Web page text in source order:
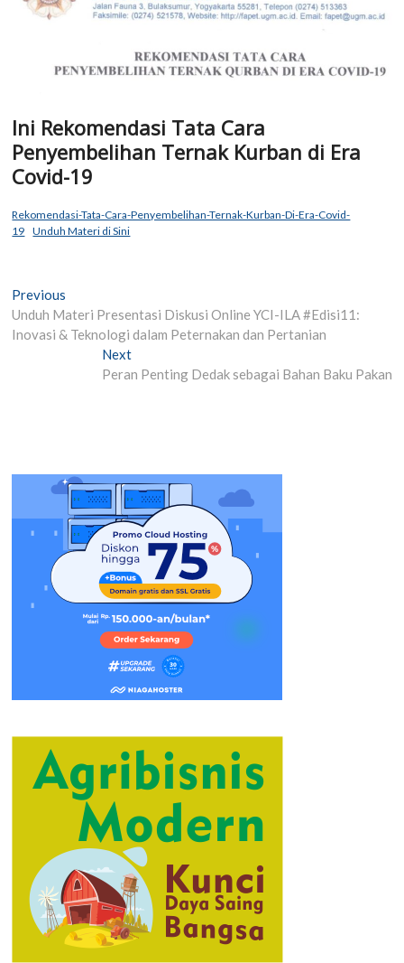
Ini Rekomendasi Tata Cara
Penyembelihan Ternak Kurban di Era
Covid-19
Rekomendasi-Tata-Cara-Penyembelihan-Ternak-Kurban-Di-Era-Covid-
19
Unduh Materi di Sini
Post
navigation
Previous
post:
Unduh Materi Presentasi Diskusi Online YCI-ILA #Edisi11:
Inovasi & Teknologi dalam Peternakan dan Pertanian
NextNext
post:
Peran Penting Dedak sebagai Bahan Baku Pakan